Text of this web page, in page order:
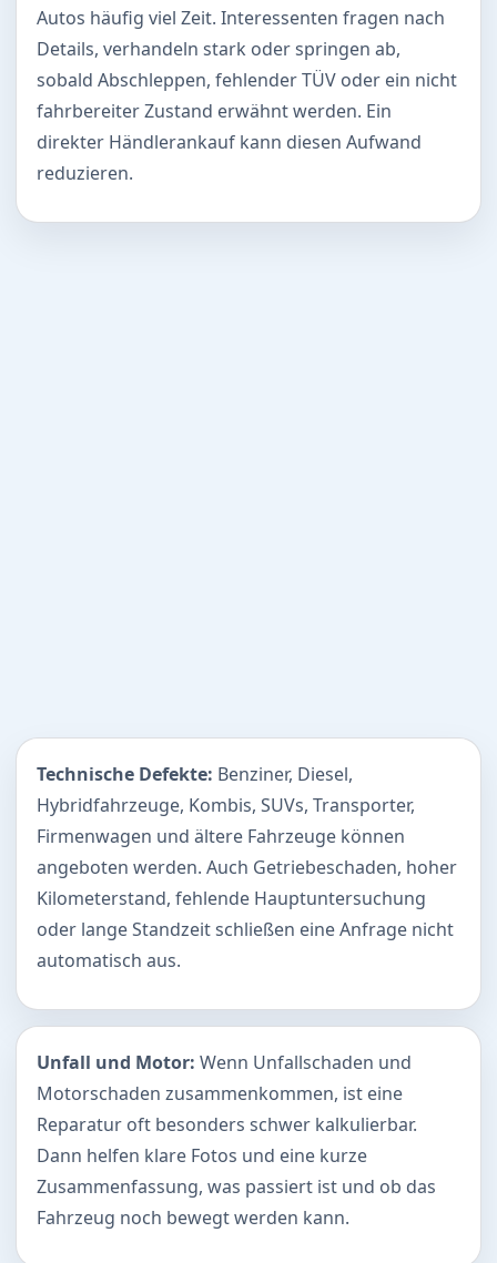
Autos häufig viel Zeit. Interessenten fragen nach
Details, verhandeln stark oder springen ab,
sobald Abschleppen, fehlender TÜV oder ein nicht
fahrbereiter Zustand erwähnt werden. Ein
direkter Händlerankauf kann diesen Aufwand
reduzieren.
Technische Defekte: Benziner, Diesel,
Hybridfahrzeuge, Kombis, SUVs, Transporter,
Firmenwagen und ältere Fahrzeuge können
angeboten werden. Auch Getriebeschaden, hoher
Kilometerstand, fehlende Hauptuntersuchung
oder lange Standzeit schließen eine Anfrage nicht
automatisch aus.
Unfall und Motor: Wenn Unfallschaden und
Motorschaden zusammenkommen, ist eine
Reparatur oft besonders schwer kalkulierbar.
Dann helfen klare Fotos und eine kurze
Zusammenfassung, was passiert ist und ob das
Fahrzeug noch bewegt werden kann.